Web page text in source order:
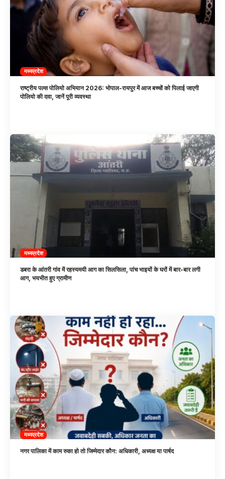
मध्यप्रदेश
राष्ट्रीय पल्स पोलियो अभियान 2026: भोपाल-रायपुर में आज बच्चों को पिलाई जाएगी
पोलियो की दवा, जानें पूरी व्यवस्था
मध्यप्रदेश
डबरा के आंतरी गांव में रहस्यमयी आग का सिलसिला, पांच भाइयों के घरों में बार-बार लगी
आग, भयभीत हुए ग्रामीण
मध्यप्रदेश
नगर पालिका में काम रुका हो तो जिम्मेदार कौन: अधिकारी, अध्यक्ष या पार्षद